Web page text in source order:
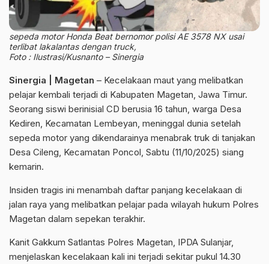
sepeda motor Honda Beat bernomor polisi AE 3578 NX usai
terlibat lakalantas dengan truck,
Foto : Ilustrasi/Kusnanto – Sinergia
Sinergia | Magetan – Kecelakaan maut yang melibatkan
pelajar kembali terjadi di Kabupaten Magetan, Jawa Timur.
Seorang siswi berinisial CD berusia 16 tahun, warga Desa
Kediren, Kecamatan Lembeyan, meninggal dunia setelah
sepeda motor yang dikendarainya menabrak truk di tanjakan
Desa Cileng, Kecamatan Poncol, Sabtu (11/10/2025) siang
kemarin.
Insiden tragis ini menambah daftar panjang kecelakaan di
jalan raya yang melibatkan pelajar pada wilayah hukum Polres
Magetan dalam sepekan terakhir.
Kanit Gakkum Satlantas Polres Magetan, IPDA Sulanjar,
menjelaskan kecelakaan kali ini terjadi sekitar pukul 14.30